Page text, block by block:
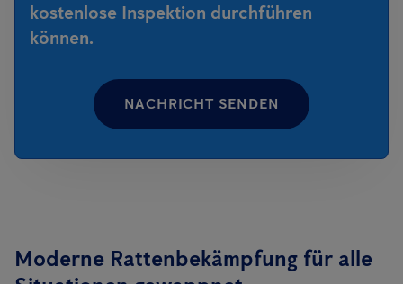
kostenlose Inspektion durchführen
können.
NACHRICHT SENDEN
Moderne Rattenbekämpfung für alle